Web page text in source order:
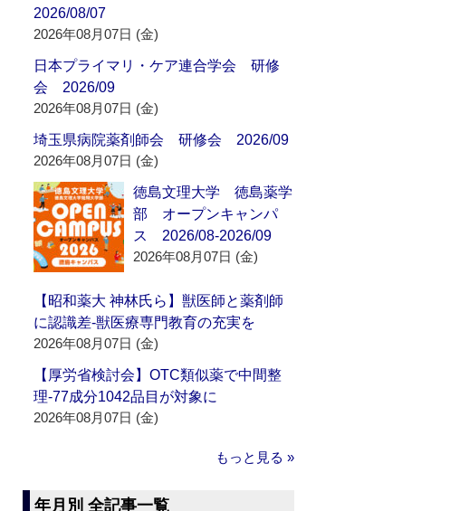
2026/08/07
2026年08月07日 (金)
日本プライマリ・ケア連合学会 研修
会 2026/09
2026年08月07日 (金)
埼玉県病院薬剤師会 研修会 2026/09
2026年08月07日 (金)
徳島文理大学 徳島薬学
部 オープンキャンパ
ス 2026/08-2026/09
2026年08月07日 (金)
【昭和薬大 神林氏ら】獣医師と薬剤師
に認識差‐獣医療専門教育の充実を
2026年08月07日 (金)
【厚労省検討会】OTC類似薬で中間整
理‐77成分1042品目が対象に
2026年08月07日 (金)
もっと見る »
年月別 全記事一覧